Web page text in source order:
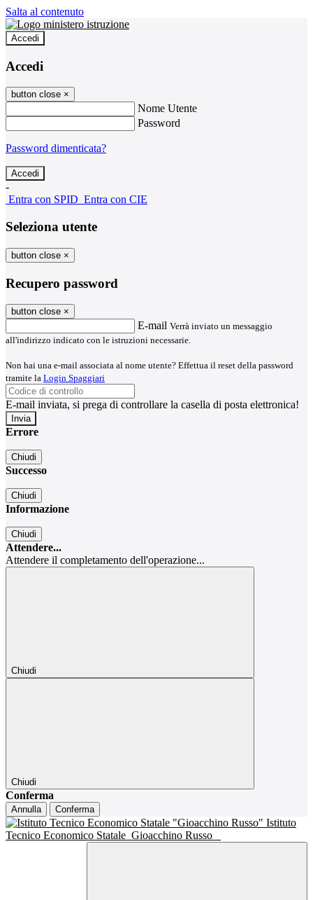
Salta al contenuto
Accedi
Accedi
button close ×
Nome Utente
Password
Password dimenticata?
-
Entra con SPID Entra con CIE
Seleziona utente
button close ×
Recupero password
button close ×
E-mail Verrà inviato un messaggio
all'indirizzo indicato con le istruzioni necessarie.
Non hai una e-mail associata al nome utente? Effettua il reset della password
tramite la Login Spaggiari
E-mail inviata, si prega di controllare la casella di posta elettronica!
Errore
Chiudi
Successo
Chiudi
Informazione
Chiudi
Attendere...
Attendere il completamento dell'operazione...
Chiudi
Chiudi
Conferma
Annulla Conferma
Istituto
Tecnico Economico Statale Gioacchino Russo